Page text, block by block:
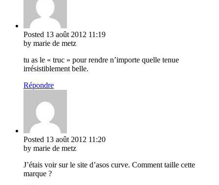
Posted 13 août 2012 11:19
by marie de metz
tu as le « truc » pour rendre n’importe quelle tenue
irrésistiblement belle.
Répondre
Posted 13 août 2012 11:20
by marie de metz
J’étais voir sur le site d’asos curve. Comment taille cette
marque ?